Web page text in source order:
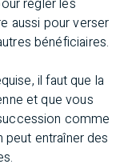
régler les
aussi pour verser
bénéficiaires.
il faut que la
et que vous
comme
entraîner des